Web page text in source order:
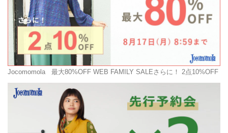
Jocomomola 最大80%OFF WEB FAMILY SALEさらに！ 2点10%OFF